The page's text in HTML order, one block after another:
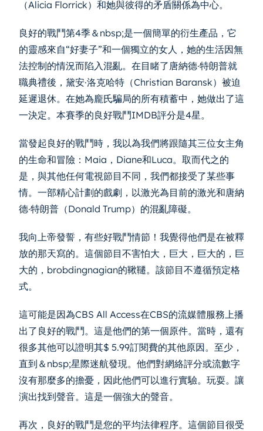
（Alicia Florrick）和她與彼得的矛盾關係為中心。
良好的戰鬥第4季＆nbsp;是一個簡單的衍生產品，它
的靈感來自“好妻子”和一個獨立的女人，她的生活因無
法控制的情況而陷入混亂。在目睹了唐納德·特朗普就
職典禮後，黛安·洛克哈特（Christian Baransk）被迫
延遲退休。在她為龐氏騙局的所有積蓄中，她做出了這
一決定。本賽季的良好戰鬥IMDB評分是4星。
當發起良好的戰鬥時，我以為我們將跟隨其三位女主角
的生命和冒險：Maia，Diane和Luca。取而代之的
是，與其他任何電視節目不同，我們都接受了某些事
情。一部精心計劃的戲劇，以激光為目前的激光和唐納
德·特朗普（Donald Trump）的混亂障礙。
我向上帝發誓，有些好戰鬥情節！我覺得他們是在被釋
放的那天寫的。這個節目不害怕大，巨大，巨大的，巨
大的，brobdingnagian的鞦韆。該節目不遵循預定格
式。
這可能是因為CBS All Access在CBS的流媒體服務上播
出了良好的戰鬥。這是他們的第一個原件。當時，還有
很多其他可以證明其$ 5.99訂閱費的其他原因。至少，
直到＆nbsp;星際迷航發現。他們對網絡評分或流數字
沒有那麼多的擔憂，因此他們可以進行實驗。玩耍。讓
演出找到聲音。這是一個強大的聲音。
再次，良好的戰鬥是您的平均法律程序。這個節目很受